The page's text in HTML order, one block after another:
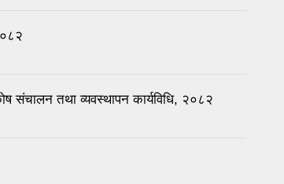
संचालन तथा व्यवस्थापन कार्यविधि, २०८२